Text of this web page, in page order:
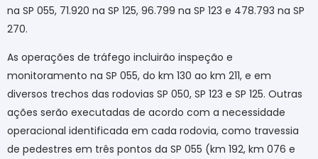
na SP 055, 71.920 na SP 125, 96.799 na SP 123 e 478.793 na SP
270.
As operações de tráfego incluirão inspeção e
monitoramento na SP 055, do km 130 ao km 211, e em
diversos trechos das rodovias SP 050, SP 123 e SP 125. Outras
ações serão executadas de acordo com a necessidade
operacional identificada em cada rodovia, como travessia
de pedestres em três pontos da SP 055 (km 192, km 076 e